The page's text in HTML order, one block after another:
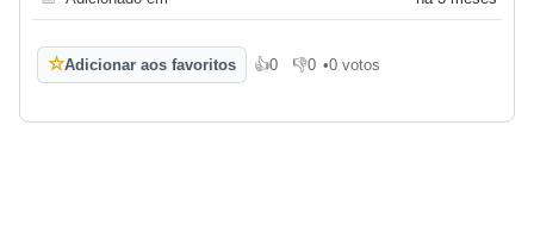
☆Adicionar aos favoritos 👍0
Gosto👎0
Não gosto
•0 votos